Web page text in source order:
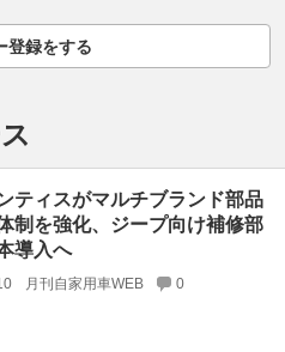
登録をする
ティスがマルチブランド部品
制を強化、ジープ向け補修部
導入へ
月刊自家用車WEB 0